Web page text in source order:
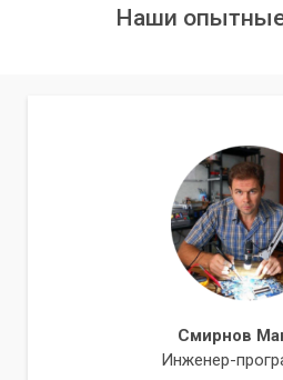
Наши
Смирнов
Инженер-